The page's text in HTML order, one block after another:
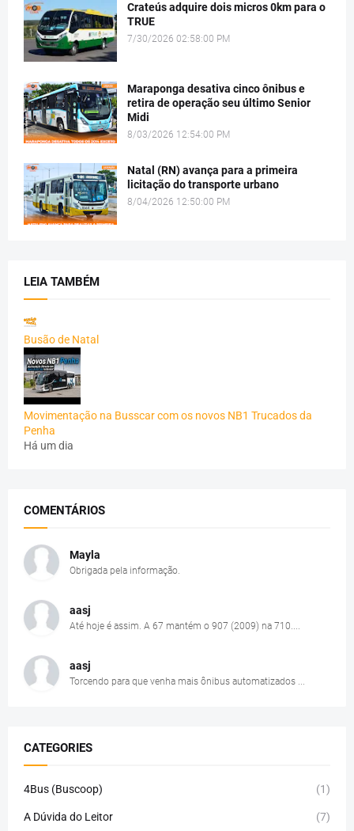
Crateús adquire dois micros 0km para o
TRUE
7/30/2026 02:58:00 PM
Maraponga desativa cinco ônibus e
retira de operação seu último Senior
Midi
8/03/2026 12:54:00 PM
Natal (RN) avança para a primeira
licitação do transporte urbano
8/04/2026 12:50:00 PM
LEIA TAMBÉM
Busão de Natal
Movimentação na Busscar com os novos NB1 Trucados da
Penha
Há um dia
COMENTÁRIOS
Mayla
Obrigada pela informação.
aasj
Até hoje é assim. A 67 mantém o 907 (2009) na 710....
aasj
Torcendo para que venha mais ônibus automatizados ...
CATEGORIES
4Bus (Buscoop) (1)
A Dúvida do Leitor (7)